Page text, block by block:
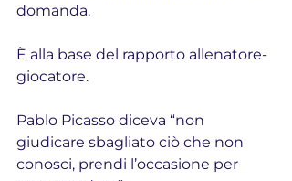
domanda.
È alla base del rapporto allenatore-
giocatore.
Pablo Picasso diceva “non
giudicare sbagliato ciò che non
conosci, prendi l’occasione per